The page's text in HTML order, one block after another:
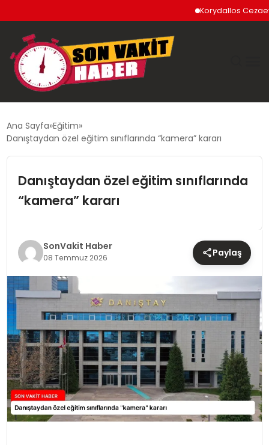
Korydallos
DÜNYA
SPOR
TEKNOLOJI
YAŞAM
Ana Sayfa Eğitim
Danıştaydan özel eğitim sınıflarında “kamera” kararı
Danıştaydan özel eğitim sınıflarında
“kamera” kararı
SonVakit Haber
08 Temmuz 2026 Paylaş